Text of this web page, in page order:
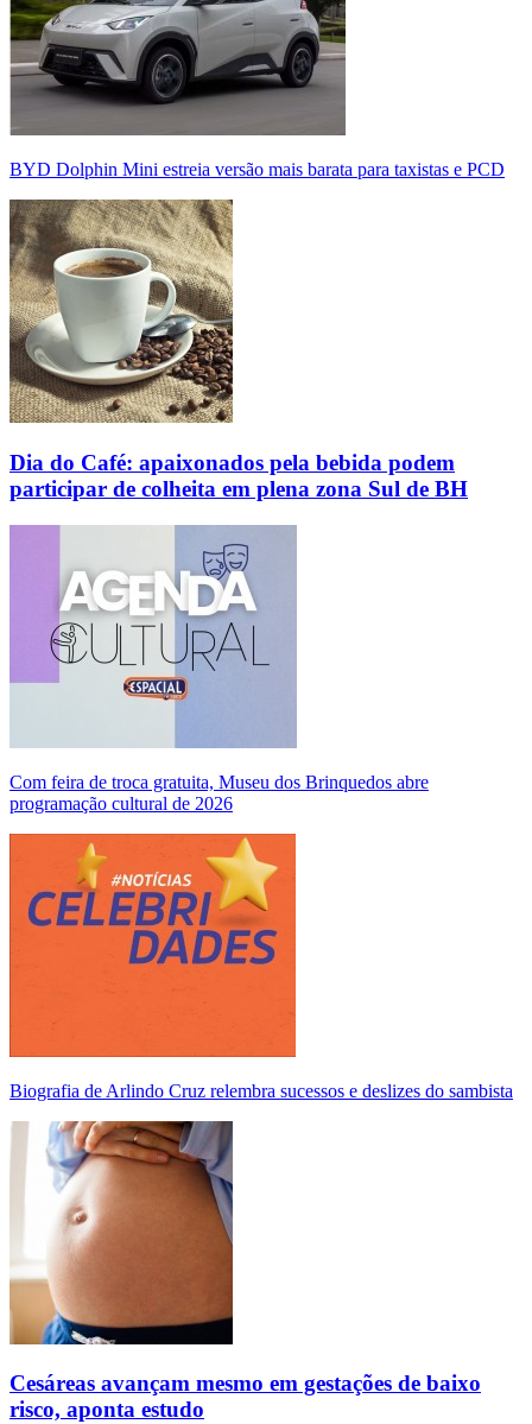
BYD Dolphin Mini estreia versão mais barata para taxistas e PCD
Dia do Café: apaixonados pela bebida podem
participar de colheita em plena zona Sul de BH
Com feira de troca gratuita, Museu dos Brinquedos abre
programação cultural de 2026
Biografia de Arlindo Cruz relembra sucessos e deslizes do sambista
Cesáreas avançam mesmo em gestações de baixo
risco, aponta estudo